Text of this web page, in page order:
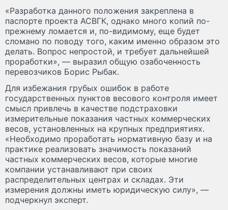
«Разработка данного положения закреплена в
паспорте проекта АСВГК, однако много копий по-
прежнему ломается и, по-видимому, еще будет
сломано по поводу того, каким именно образом это
делать. Вопрос непростой, и требует дальнейшей
проработки», — выразил общую озабоченность
перевозчиков Борис Рыбак.
Для избежания грубых ошибок в работе
государственных пунктов весового контроля имеет
смысл привлечь в качестве подстраховки
измерительные показания частных коммерческих
весов, установленных на крупных предприятиях.
«Необходимо проработать нормативную базу и на
практике реализовать значимость показаний
частных коммерческих весов, которые многие
компании устанавливают при своих
распределительных центрах и складах. Эти
измерения должны иметь юридическую силу», —
подчеркнул эксперт.